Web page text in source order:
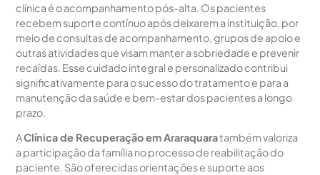
clínica é o acompanhamento pós-alta. Os pacientes
recebem suporte contínuo após deixarem a instituição, por
meio de consultas de acompanhamento, grupos de apoio e
outras atividades que visam manter a sobriedade e prevenir
recaídas. Esse cuidado integral e personalizado contribui
significativamente para o sucesso do tratamento e para a
manutenção da saúde e bem-estar dos pacientes a longo
prazo.
AClínica de Recuperação em Araraquaratambém valoriza
a participação da família no processo de reabilitação do
paciente. São oferecidas orientações e suporte aos